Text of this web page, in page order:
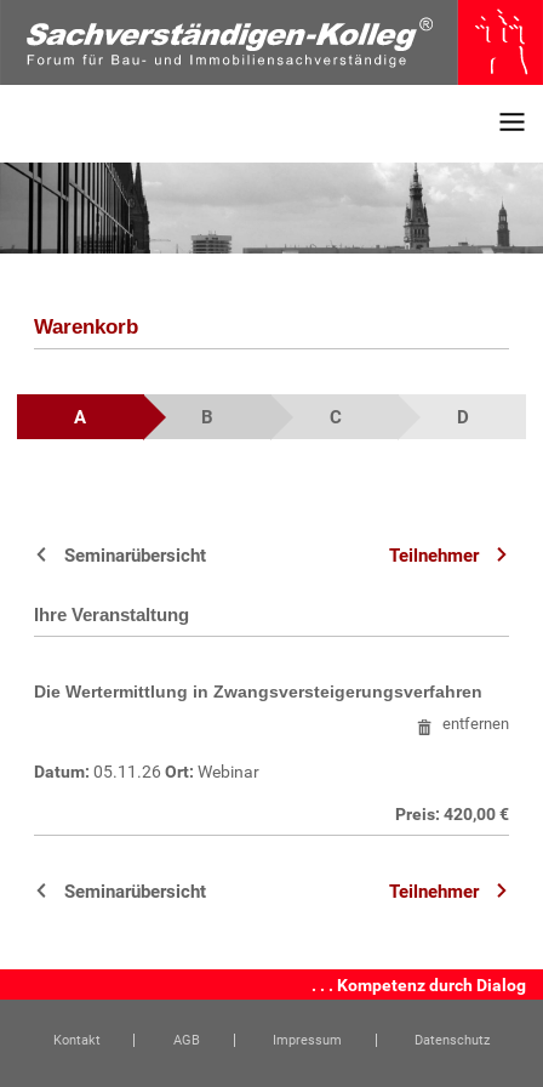
Warenkorb
A B C D
Seminarübersicht Teilnehmer
Ihre Veranstaltung
Die Wertermittlung in Zwangsversteigerungsverfahren
entfernen
Datum: 05.11.26 Ort: Webinar
Preis: 420,00 €
Seminarübersicht Teilnehmer
. . . Kompetenz durch Dialog
Kontakt AGB Impressum Datenschutz